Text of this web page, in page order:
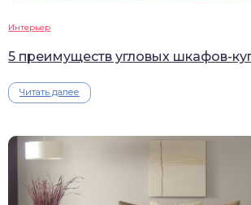
Интерьер
5 преимуществ угловых шкафов-
Читать далее